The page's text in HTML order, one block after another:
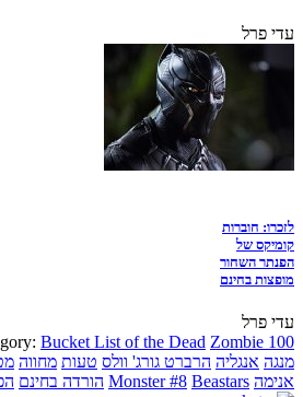
עדי פרל
לזכרו: חוברות
קומיקס של
הפנתר השחור
מופצות בחינם
עדי פרל
Bucket List of the Dead Zombie 100
מנגה אנגליה הרברט גורג' וולס טעות מחווה
אנימה
Monster #8 Beastars הורדה בחינם